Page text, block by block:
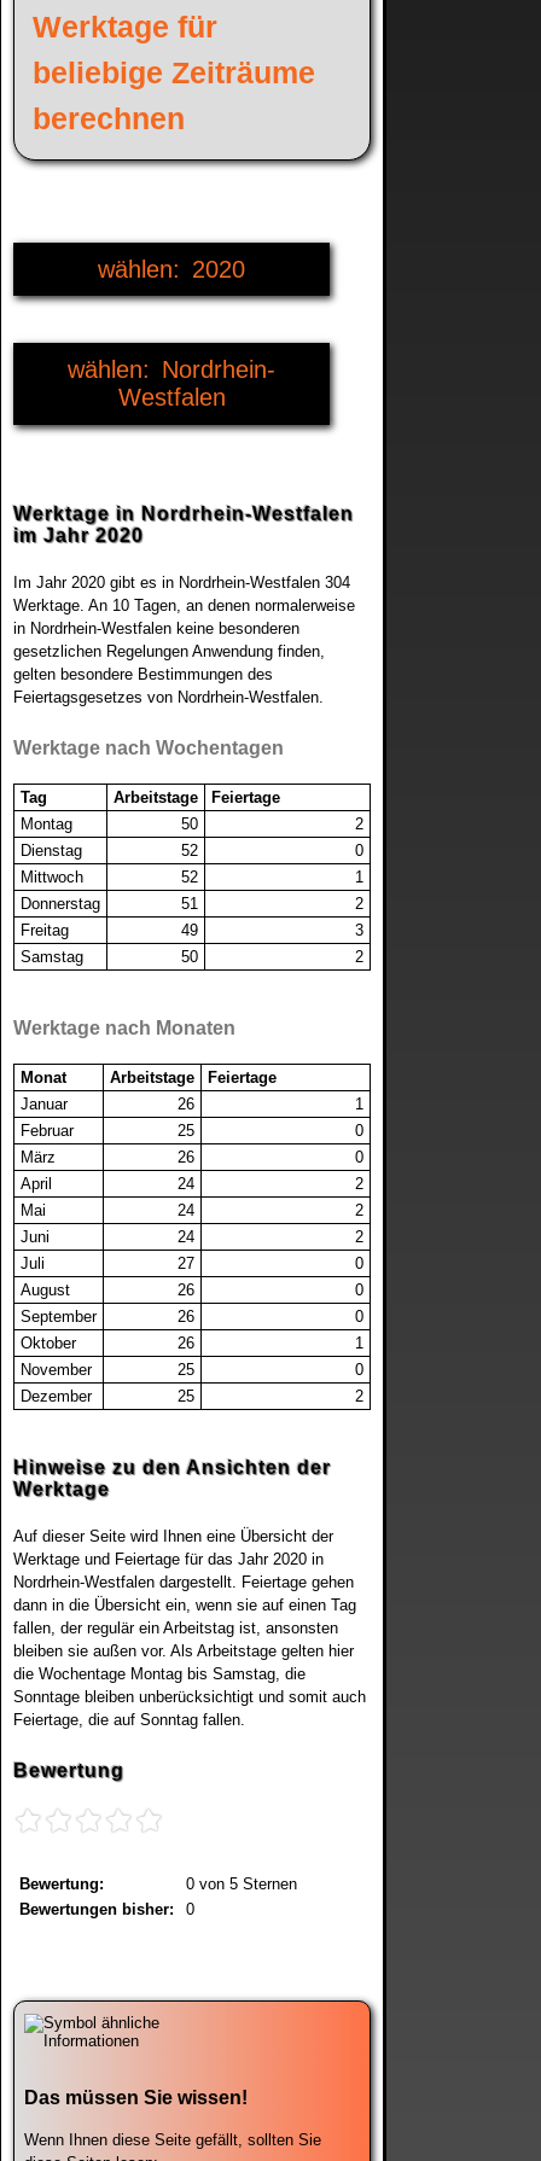
Werktage für
beliebige Zeiträume
berechnen
2020
2017
2018
2019
2022
2023
2024
Nordrhein-
Westfalen
Bayern
Berlin
Brandenburg
Bremen
Hamburg
Hessen
Mecklenburg-Vorpommern
Niedersachsen
Rheinland-Pfalz
Saarland
Sachsen
Sachsen-Anhalt
Schleswig-Holstein
Thüringen
Werktage in Nordrhein-Westfalen
im Jahr 2020
Im Jahr 2020 gibt es in Nordrhein-Westfalen 304
Werktage. An 10 Tagen, an denen normalerweise
in Nordrhein-Westfalen keine besonderen
gesetzlichen Regelungen Anwendung finden,
gelten besondere Bestimmungen des
Feiertagsgesetzes von Nordrhein-Westfalen.
Werktage nach Wochentagen
Tag Arbeitstage
Feiertage
Montag
50
2
Dienstag
52
0
Mittwoch
52
1
Donnerstag
51
2
Freitag
49
3
Samstag
50 2
Werktage nach Monaten
Monat Arbeitstage
Feiertage
Januar
26
1
Februar
25
0
März
26
0
April
24
2
Mai
24
2
Juni
24
2
Juli
27
0
August
26
0
September
26
0
Oktober
26
1
November
25
0
Dezember
25 2
Hinweise zu den Ansichten der
Werktage
Auf dieser Seite wird Ihnen eine Übersicht der
Werktage und Feiertage für das Jahr 2020 in
Nordrhein-Westfalen dargestellt. Feiertage gehen
dann in die Übersicht ein, wenn sie auf einen Tag
fallen, der regulär ein Arbeitstag ist, ansonsten
bleiben sie außen vor. Als Arbeitstage gelten hier
die Wochentage Montag bis Samstag, die
Sonntage bleiben unberücksichtigt und somit auch
Feiertage, die auf Sonntag fallen.
Bewertung
Bewertung: 0 von 5 Sternen
Bewertungen bisher:
0
Das müssen Sie wissen!
Wenn Ihnen diese Seite gefällt, sollten Sie